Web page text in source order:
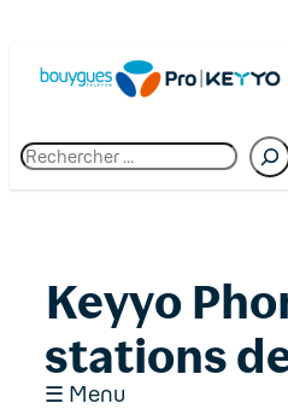
content
R
e
c
Keyyo
stations
☰ Menu